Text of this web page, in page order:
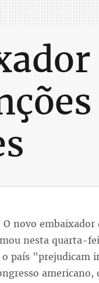
novo embaixador
nesta quarta-
país "prejudicam